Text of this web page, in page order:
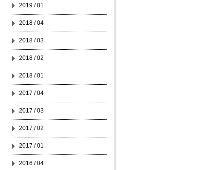
2019 / 01
2018 / 04
2018 / 03
2018 / 02
2018 / 01
2017 / 04
2017 / 03
2017 / 02
2017 / 01
2016 / 04